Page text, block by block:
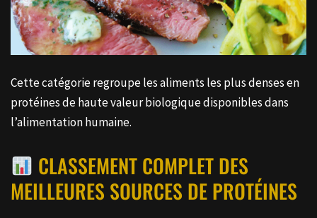
Cette catégorie regroupe les aliments les plus denses en
protéines de haute valeur biologique disponibles dans
l’alimentation humaine.
CLASSEMENT COMPLET DES
MEILLEURES SOURCES DE PROTÉINES